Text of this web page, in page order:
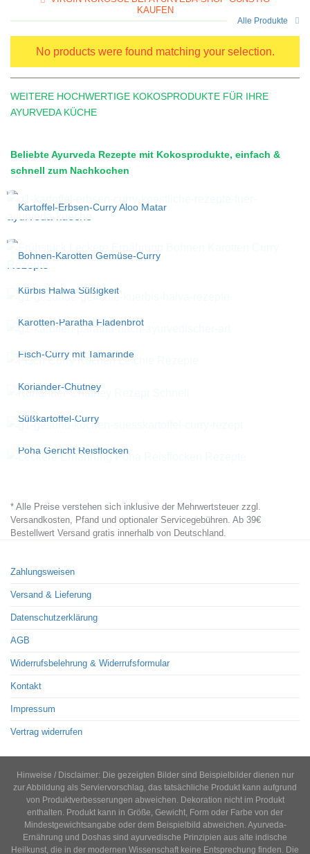
KAUFEN
Alle Produkte
No products were found matching your selection.
WEITERE HOCHWERTIGE KOKOSPRODUKTE FÜR IHRE
AYURVEDA KÜCHE
Beliebte Ayurveda Rezepte mit Kokosprodukte, einfach &
schnell zum Nachkochen
Kartoffel-Erbsen-Curry Aloo Matar
Bohnen-Karotten Gemüse-Curry
Kürbis Halwa Süßigkeit
Karotten-Paratha Fladenbrot
Fisch-Curry mit Tamarinde
Koriander-Chutney
Süßkartoffel-Curry
Poha Gericht Reisflocken
* Alle Preise verstehen sich inklusive der Mehrwertsteuer zzgl.
Versandkosten, Pfand und optionaler Servicegebühren. Ab 39€
Bestellwert Versand gratis innerhalb von Deutschland.
Zahlungsweisen
Versand & Lieferung
Datenschutzerklärung
AGB
Widerrufsbelehrung & Widerrufsformular
Kontakt
Impressum
Vertrag widerrufen
Hinweise / Disclaimer: Die gezeigten Bilder sind Beispielbilder dienen nur
zur Abbildung als Serviervorschlag, das tatsächliche Produkt kann aufgrund
von Produktverbesserungen abweichen. Dekoration nicht im Produkt
enthalten. Produkt kann in Größe, Gewicht, Form oder Farbe von der
Mindestgewichtsangabe oder dem Beispielbild abweichen. Ayurveda-
Ernährung und Doshas sind ayurvedische Prinzipien aus alte indische
Heilkunst, die in der modernen Wissenschaft keine Entsprechung finden. Die